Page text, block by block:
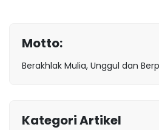
Motto:
Berakhlak Mulia, Unggul dan
Kategori Artikel